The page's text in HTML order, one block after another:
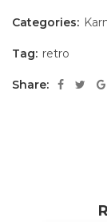
Categories:
Tag: retro
Share: